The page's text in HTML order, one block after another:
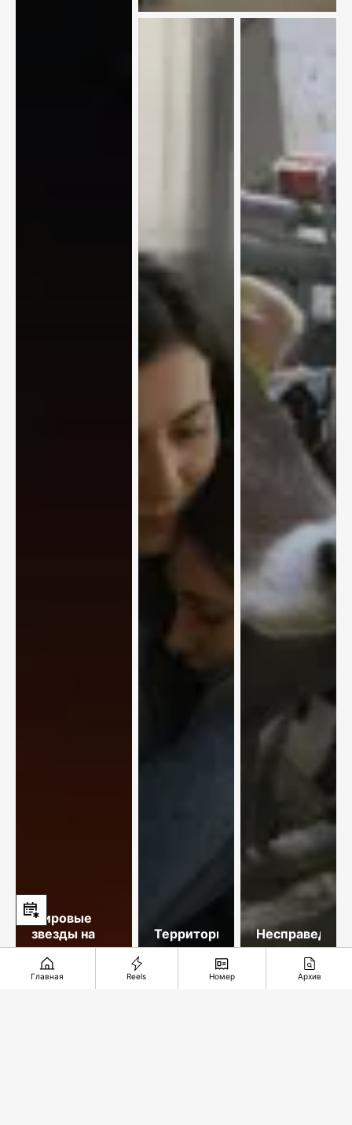
Мировые
звезды на
двух
площадках
столицы
Территория
доверия
десятилетий
Главная Reels Номер Архив